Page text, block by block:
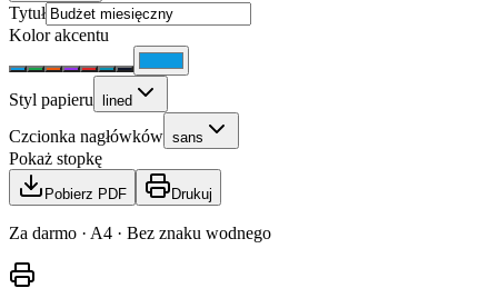
Tytuł
Kolor akcentu
Styl papieru lined
Czcionka nagłówków sans
Pokaż stopkę
Pobierz PDF Drukuj
Za darmo · A4 · Bez znaku wodnego